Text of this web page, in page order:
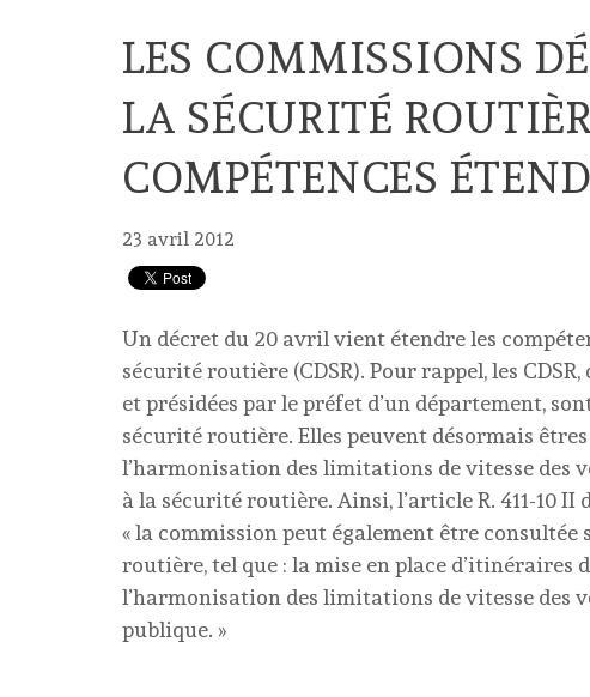
LES COMMISSIONS
LA SÉCURITÉ
COMPÉTENCES
23 avril 2012
Un décret du 20 avril vient étendre les
sécurité routière (CDSR). Pour rappel, les
et présidées par le préfet d’un département,
sécurité routière. Elles peuvent désormais
l’harmonisation des limitations de vitesse des
à la sécurité routière. Ainsi, l’article R. 411-10
« la commission peut également être
routière, tel que : la mise en place d’itinéraires
l’harmonisation des limitations de vitesse des
publique. »